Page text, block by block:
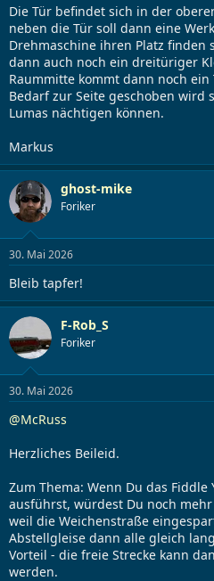
Die Tür befindet sich in der
neben die Tür soll dann eine
Drehmaschine ihren Platz finden
dann auch noch ein dreitüriger
Raummitte kommt dann noch
Bedarf zur Seite geschoben wird
Lumas nächtigen können.
Markus
ghost-mike
Foriker
30. Mai 2026
Bleib tapfer!
F-Rob_S
Foriker
30. Mai 2026
@McRuss
Herzliches Beileid.
Zum Thema: Wenn Du das Fiddle
ausführst, würdest Du noch
weil die Weichenstraße
Abstellgleise dann alle gleich
Vorteil - die freie Strecke kann
werden.